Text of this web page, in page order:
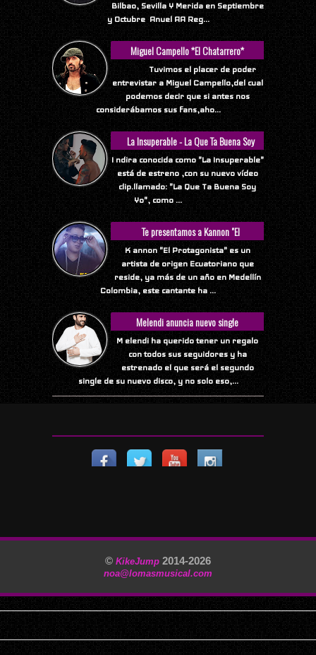
Bilbao, Sevilla Y Merida en Septiembre
y Octubre Anuel AA Reg...
Miguel Campello *El Chatarrero*
Tuvimos el placer de poder
entrevistar a Miguel Campello,del cual
podemos decir que si antes nos
considerábamos sus fans,aho...
La Insuperable - La Que Ta Buena Soy
Yo
I ndira conocida como "La Insuperable"
está de estreno ,con su nuevo vídeo
clip.llamado: "La Que Ta Buena Soy
Yo", como ...
Te presentamos a Kannon "El
Protagonista"
K annon "El Protagonista" es un
artista de origen Ecuatoriano que
reside, ya más de un año en Medellín
Colombia, este cantante ha ...
Melendi anuncia nuevo single
M elendi ha querido tener un regalo
con todos sus seguidores y ha
estrenado el que será el segundo
single de su nuevo disco, y no solo eso,...
© KikeJump 2014-2026
noa@lomasmusical.com